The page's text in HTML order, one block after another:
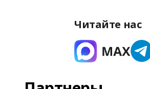
Читайте нас